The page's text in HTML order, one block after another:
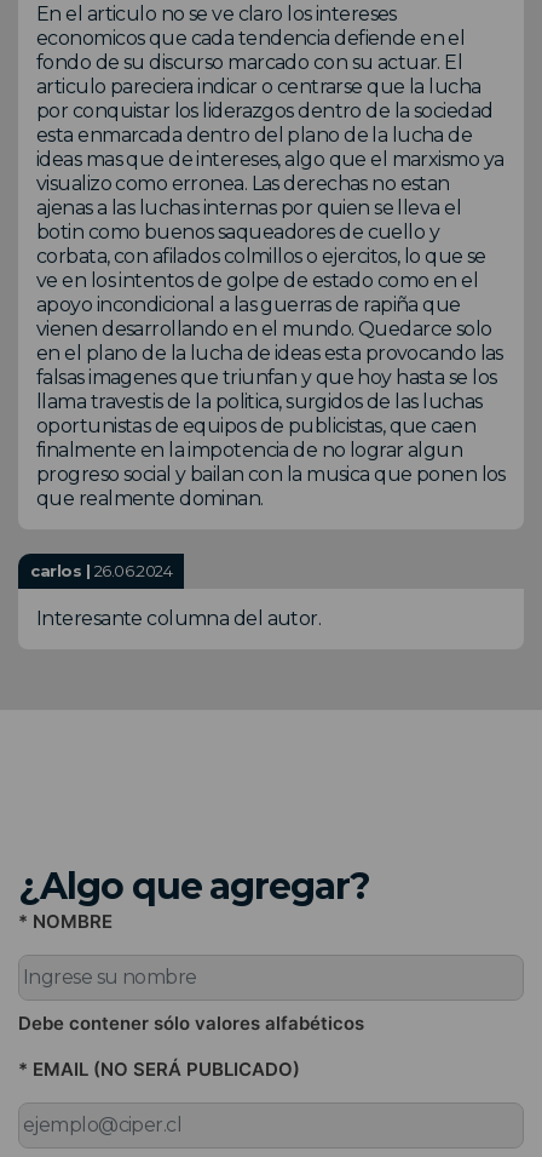
En el articulo no se ve claro los intereses
economicos que cada tendencia defiende en el
fondo de su discurso marcado con su actuar. El
articulo pareciera indicar o centrarse que la lucha
por conquistar los liderazgos dentro de la sociedad
esta enmarcada dentro del plano de la lucha de
ideas mas que de intereses, algo que el marxismo ya
visualizo como erronea. Las derechas no estan
ajenas a las luchas internas por quien se lleva el
botin como buenos saqueadores de cuello y
corbata, con afilados colmillos o ejercitos, lo que se
ve en los intentos de golpe de estado como en el
apoyo incondicional a las guerras de rapiña que
vienen desarrollando en el mundo. Quedarce solo
en el plano de la lucha de ideas esta provocando las
falsas imagenes que triunfan y que hoy hasta se los
llama travestis de la politica, surgidos de las luchas
oportunistas de equipos de publicistas, que caen
finalmente en la impotencia de no lograr algun
progreso social y bailan con la musica que ponen los
que realmente dominan.
carlos | 26.06.2024
Interesante columna del autor.
¿Algo que agregar?
* NOMBRE
Debe contener sólo valores alfabéticos
* EMAIL (NO SERÁ PUBLICADO)